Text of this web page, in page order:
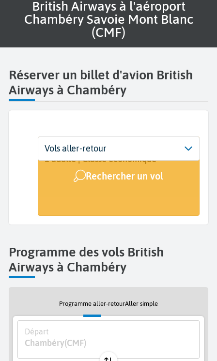
British Airways à l'aéroport
Chambéry Savoie Mont Blanc
(CMF)
Réserver un billet d'avion British
Airways à Chambéry
Départ
Chambéry Savoie Mont Blanc (CMF)
Dates
Dates de votre voyage
Voyageurs | Classe
1 adulte | Classe économique
Rechercher un vol
Vols aller-retour
Programme des vols British
Airways à Chambéry
Programme aller-retourAller simple
Départ
Chambéry(CMF)